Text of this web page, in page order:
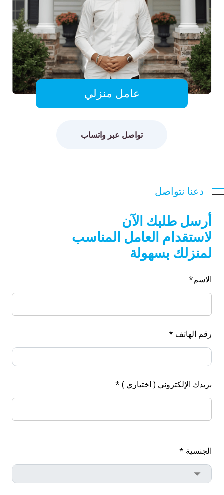
عامل منزلي
تواصل عبر واتساب
دعنا نتواصل
أرسل طلبك الآن
لاستقدام العامل المناسب
لمنزلك بسهولة
الاسم*
رقم الهاتف *
بريدك الإلكتروني ( اختياري ) *
الجنسية *